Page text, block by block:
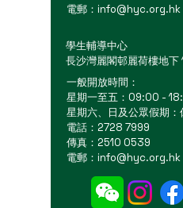
電郵： info@hyc.org.hk
學生輔導中心
長沙灣麗閣邨麗荷樓地下
一般開放時間：
星期一至五：09:00 -
星期六、日及公眾假期：
電話：2728 7999
傳真：2510 0539
電郵： info@hyc.org.hk